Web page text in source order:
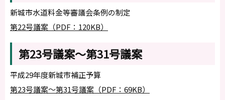
新城市水道料金等審議会条例の制定
第22号議案（PDF：120KB）
第23号議案～第31号議案
平成29年度新城市補正予算
第23号議案～第31号議案（PDF：69KB）